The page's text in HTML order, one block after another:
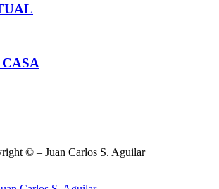
© – Juan Carlos S. Aguilar